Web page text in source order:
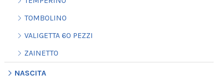
TOMBOLINO
VALIGETTA 60 PEZZI
ZAINETTO
NASCITA